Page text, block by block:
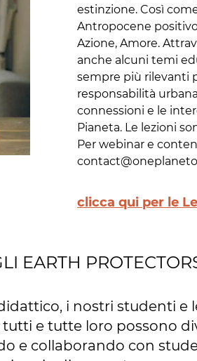
estinzione. Così
Antropocene
Azione, Amore.
anche alcuni temi
sempre più rilevanti
responsabilità
connessioni e le
Pianeta. Le lezioni
Per webinar e
clicca qui per le
EARTH
i nostri studenti e
e tutte loro possono
e collaborando con